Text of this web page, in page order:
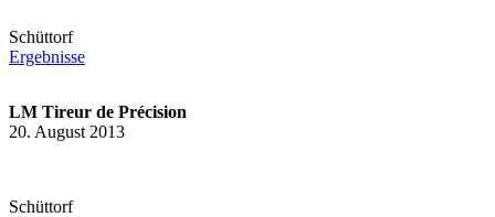
Schüttorf
Ergebnisse
LM Tireur de Précision
20. August 2013
Schüttorf